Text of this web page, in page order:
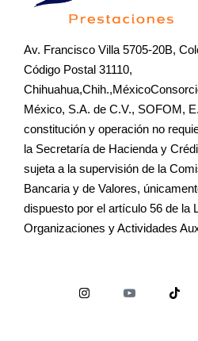
Av. Francisco Villa 5705-20B,
Código Postal 31110,
México, S.A. de C.V., SOFOM,
constitución y operación no
la Secretaría de Hacienda y
sujeta a la supervisión de la
Bancaria y de Valores,
dispuesto por el artículo 56 de la
Organizaciones y Actividades